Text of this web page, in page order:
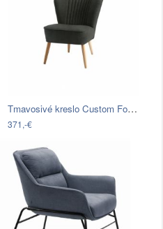
Tmavosivé kreslo Custom Form Harry
371,-€